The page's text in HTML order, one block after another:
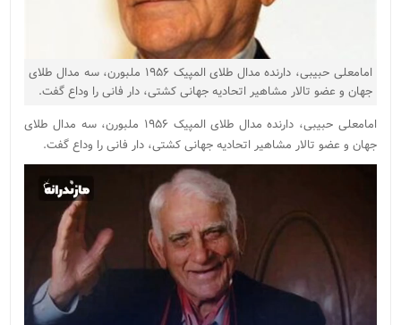
امامعلی حبیبی، دارنده مدال طلای المپیک ۱۹۵۶ ملبورن، سه مدال طلای
جهان و عضو تالار مشاهیر اتحادیه جهانی کشتی، دار فانی را وداع گفت.
امامعلی حبیبی، دارنده مدال طلای المپیک ۱۹۵۶ ملبورن، سه مدال طلای
جهان و عضو تالار مشاهیر اتحادیه جهانی کشتی، دار فانی را وداع گفت.